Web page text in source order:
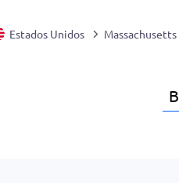
Estados Unidos Massachusetts